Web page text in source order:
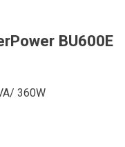
BU600E
360W